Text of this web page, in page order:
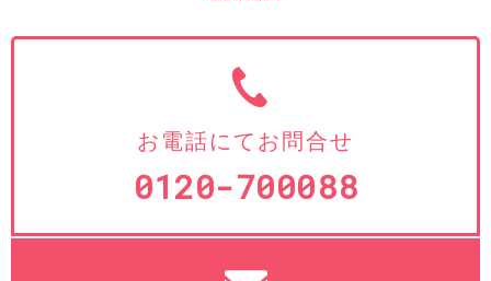
お電話にてお問合せ
0120-700088